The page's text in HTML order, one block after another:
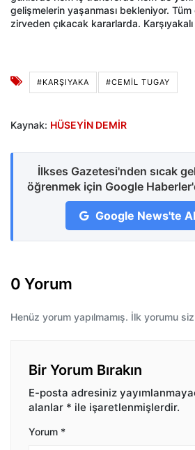
gelişmelerin yaşanması bekleniyor. Tüm
zirveden çıkacak kararlarda.
#KARŞIYAKA #CEMIL TUGAY
Kaynak: HÜSEYİN DEMİR
İlkses Gazetesi'nden sıcak
öğrenmek için Google
Google News'te
0 Yorum
Henüz yorum yapılmamış. İlk yorumu siz
Bir Yorum Bırakın
E-posta adresiniz
alanlar * ile işaretlenmişlerdir.
Yorum *